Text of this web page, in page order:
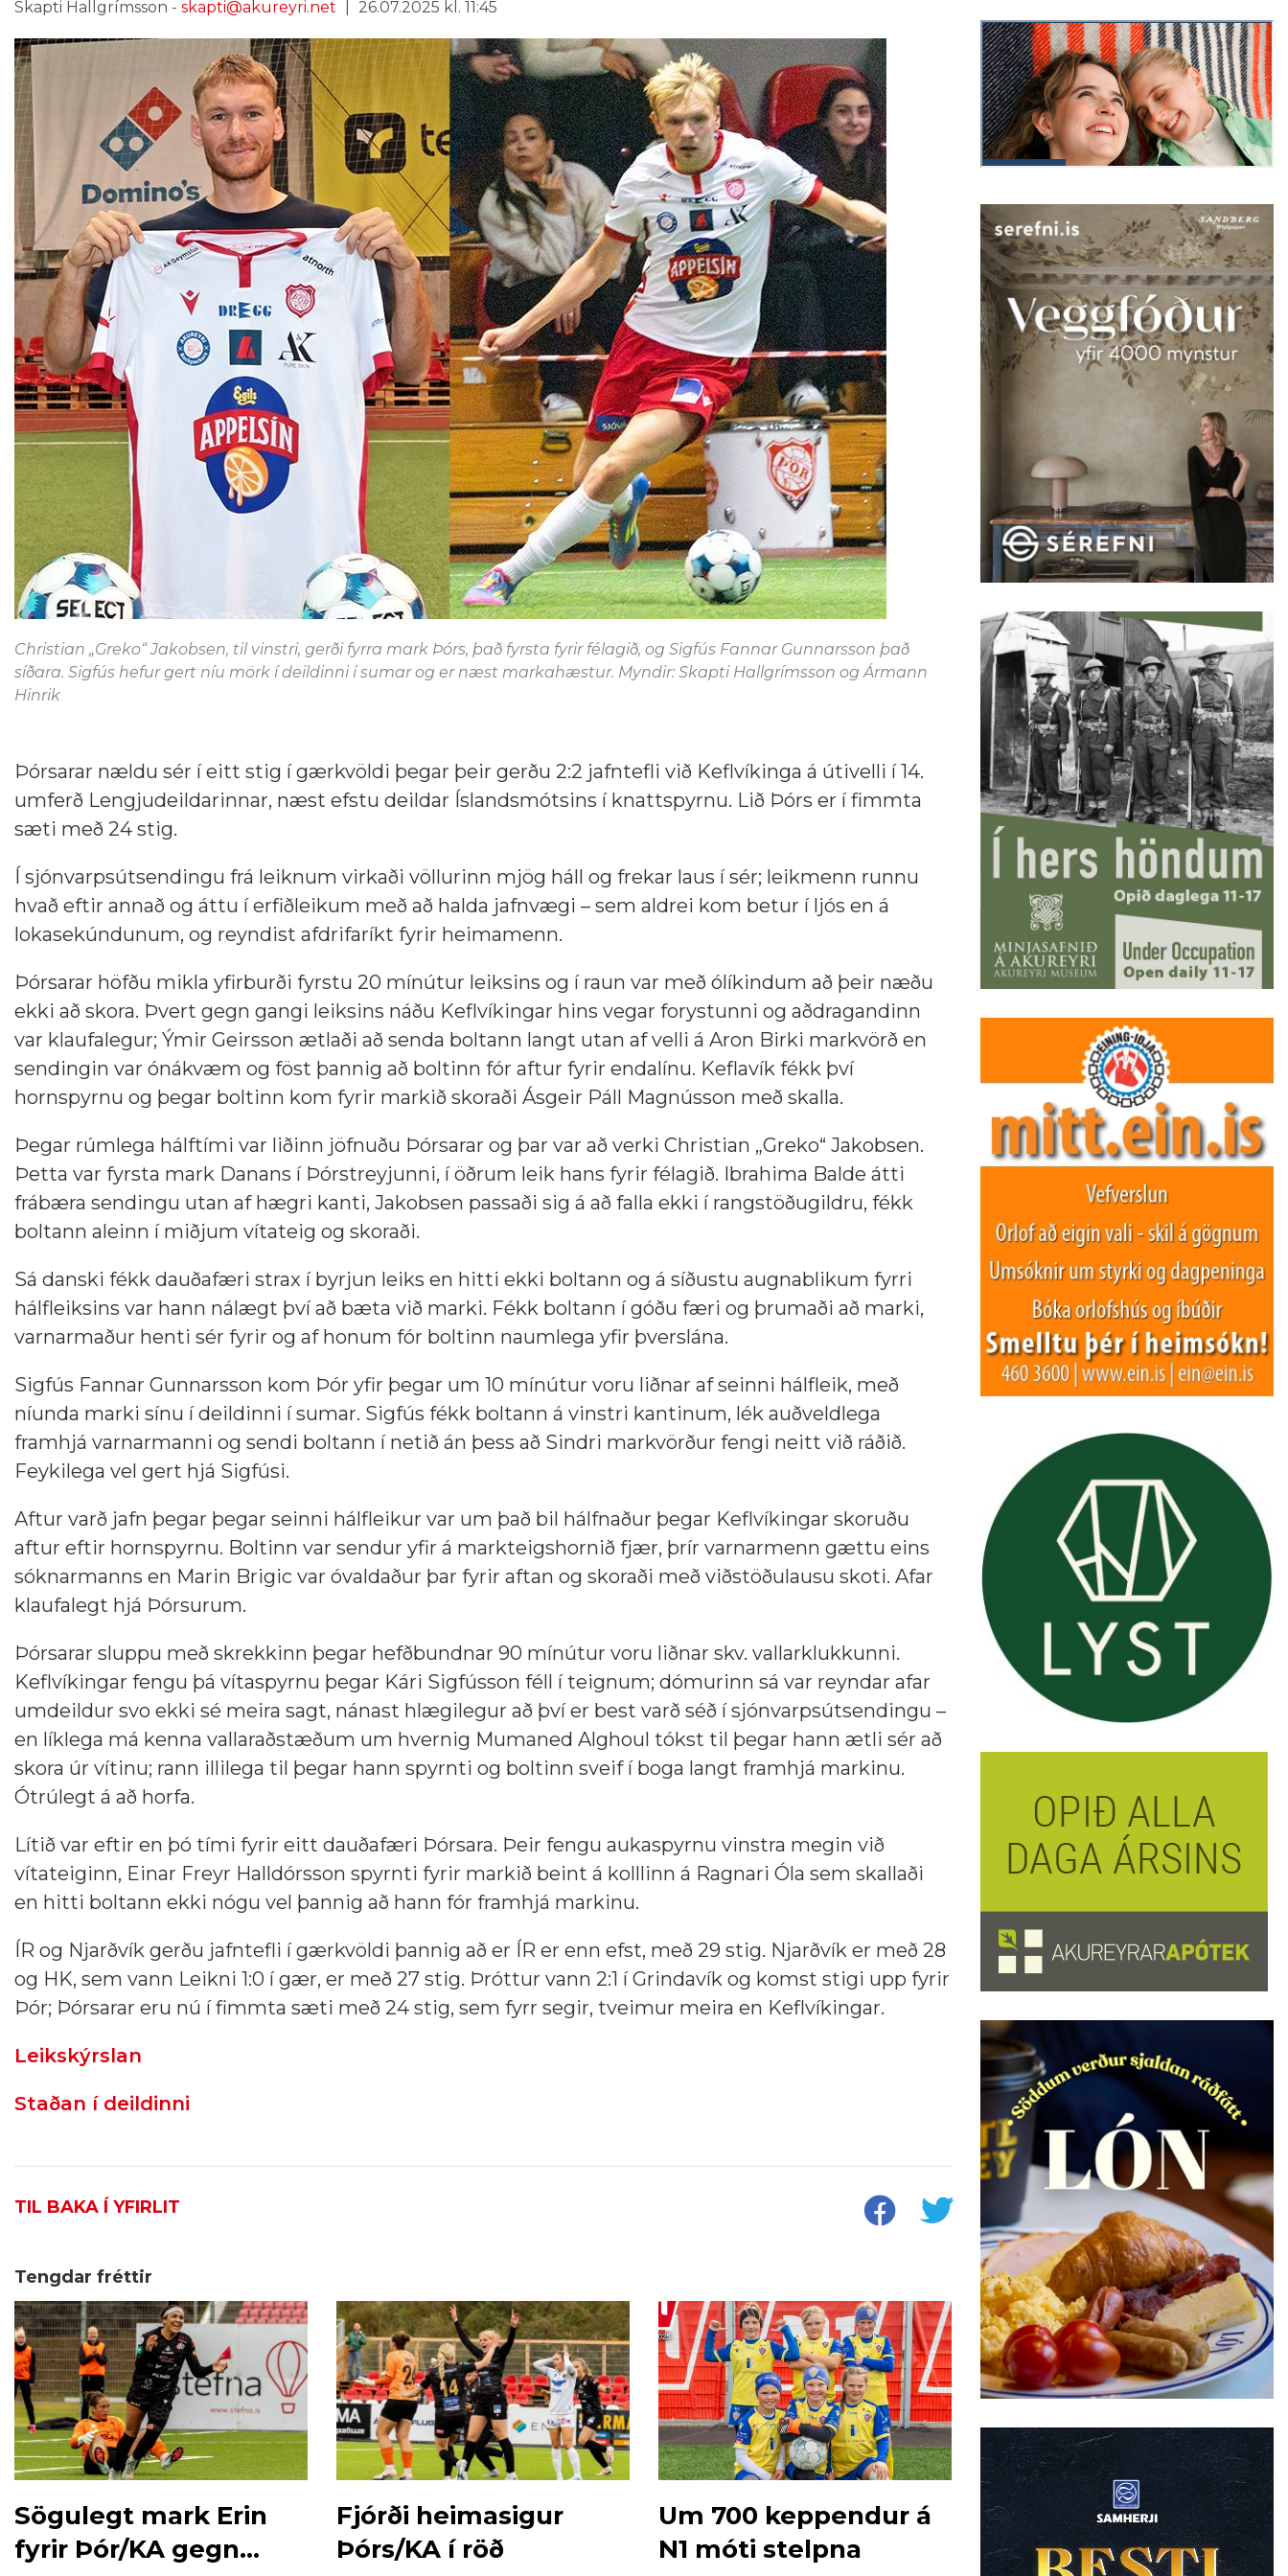
Skapti Hallgrímsson - skapti@akureyri.net 26.07.2025 kl. 11:45
Christian „Greko“ Jakobsen, til vinstri, gerði fyrra mark Þórs, það fyrsta fyrir félagið, og Sigfús Fannar Gunnarsson það
síðara. Sigfús hefur gert níu mörk í deildinni í sumar og er næst markahæstur. Myndir: Skapti Hallgrímsson og Ármann
Hinrik
Þórsarar nældu sér í eitt stig í gærkvöldi þegar þeir gerðu 2:2 jafntefli við Keflvíkinga á útivelli í 14.
umferð Lengjudeildarinnar, næst efstu deildar Íslandsmótsins í knattspyrnu. Lið Þórs er í fimmta
sæti með 24 stig.
Í sjónvarpsútsendingu frá leiknum virkaði völlurinn mjög háll og frekar laus í sér; leikmenn runnu
hvað eftir annað og áttu í erfiðleikum með að halda jafnvægi – sem aldrei kom betur í ljós en á
lokasekúndunum, og reyndist afdrifaríkt fyrir heimamenn.
Þórsarar höfðu mikla yfirburði fyrstu 20 mínútur leiksins og í raun var með ólíkindum að þeir næðu
ekki að skora. Þvert gegn gangi leiksins náðu Keflvíkingar hins vegar forystunni og aðdragandinn
var klaufalegur; Ýmir Geirsson ætlaði að senda boltann langt utan af velli á Aron Birki markvörð en
sendingin var ónákvæm og föst þannig að boltinn fór aftur fyrir endalínu. Keflavík fékk því
hornspyrnu og þegar boltinn kom fyrir markið skoraði Ásgeir Páll Magnússon með skalla.
Þegar rúmlega hálftími var liðinn jöfnuðu Þórsarar og þar var að verki Christian „Greko“ Jakobsen.
Þetta var fyrsta mark Danans í Þórstreyjunni, í öðrum leik hans fyrir félagið. Ibrahima Balde átti
frábæra sendingu utan af hægri kanti, Jakobsen passaði sig á að falla ekki í rangstöðugildru, fékk
boltann aleinn í miðjum vítateig og skoraði.
Sá danski fékk dauðafæri strax í byrjun leiks en hitti ekki boltann og á síðustu augnablikum fyrri
hálfleiksins var hann nálægt því að bæta við marki. Fékk boltann í góðu færi og þrumaði að marki,
varnarmaður henti sér fyrir og af honum fór boltinn naumlega yfir þverslána.
Sigfús Fannar Gunnarsson kom Þór yfir þegar um 10 mínútur voru liðnar af seinni hálfleik, með
níunda marki sínu í deildinni í sumar. Sigfús fékk boltann á vinstri kantinum, lék auðveldlega
framhjá varnarmanni og sendi boltann í netið án þess að Sindri markvörður fengi neitt við ráðið.
Feykilega vel gert hjá Sigfúsi.
Aftur varð jafn þegar þegar seinni hálfleikur var um það bil hálfnaður þegar Keflvíkingar skoruðu
aftur eftir hornspyrnu. Boltinn var sendur yfir á markteigshornið fjær, þrír varnarmenn gættu eins
sóknarmanns en Marin Brigic var óvaldaður þar fyrir aftan og skoraði með viðstöðulausu skoti. Afar
klaufalegt hjá Þórsurum.
Þórsarar sluppu með skrekkinn þegar hefðbundnar 90 mínútur voru liðnar skv. vallarklukkunni.
Keflvíkingar fengu þá vítaspyrnu þegar Kári Sigfússon féll í teignum; dómurinn sá var reyndar afar
umdeildur svo ekki sé meira sagt, nánast hlægilegur að því er best varð séð í sjónvarpsútsendingu –
en líklega má kenna vallaraðstæðum um hvernig Mumaned Alghoul tókst til þegar hann ætli sér að
skora úr vítinu; rann illilega til þegar hann spyrnti og boltinn sveif í boga langt framhjá markinu.
Ótrúlegt á að horfa.
Lítið var eftir en þó tími fyrir eitt dauðafæri Þórsara. Þeir fengu aukaspyrnu vinstra megin við
vítateiginn, Einar Freyr Halldórsson spyrnti fyrir markið beint á kolllinn á Ragnari Óla sem skallaði
en hitti boltann ekki nógu vel þannig að hann fór framhjá markinu.
ÍR og Njarðvík gerðu jafntefli í gærkvöldi þannig að er ÍR er enn efst, með 29 stig. Njarðvík er með 28
og HK, sem vann Leikni 1:0 í gær, er með 27 stig. Þróttur vann 2:1 í Grindavík og komst stigi upp fyrir
Þór; Þórsarar eru nú í fimmta sæti með 24 stig, sem fyrr segir, tveimur meira en Keflvíkingar.
Leikskýrslan
Staðan í deildinni
TIL BAKA Í YFIRLIT
Tengdar fréttir
Sögulegt mark Erin
fyrir Þór/KA gegn
Fjórði heimasigur
Þórs/KA í röð
Um 700 keppendur á
N1 móti stelpna